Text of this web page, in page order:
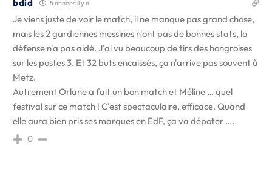
bdid 5 années il y a
Je viens juste de voir le match, il ne manque pas grand chose,
mais les 2 gardiennes messines n'ont pas de bonnes stats, la
défense n'a pas aidé. J'ai vu beaucoup de tirs des hongroises
sur les postes 3. Et 32 buts encaissés, ça n'arrive pas souvent à
Metz.
Autrement Orlane a fait un bon match et Méline … quel
festival sur ce match ! C'est spectaculaire, efficace. Quand
elle aura bien pris ses marques en EdF, ça va dépoter ….
0